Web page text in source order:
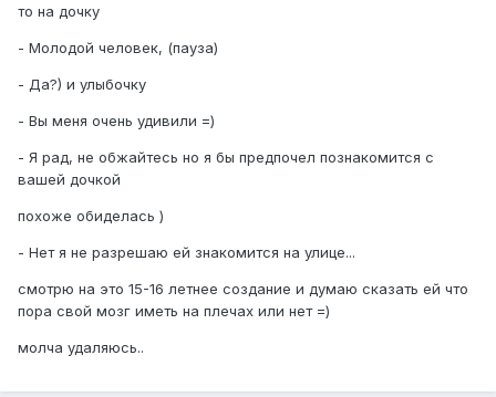
то на дочку
- Молодой человек, (пауза)
- Да?) и улыбочку
- Вы меня очень удивили =)
- Я рад, не обжайтесь но я бы предпочел познакомится с
вашей дочкой
похоже обиделась )
- Нет я не разрешаю ей знакомится на улице...
смотрю на это 15-16 летнее создание и думаю сказать ей что
пора свой мозг иметь на плечах или нет =)
молча удаляюсь..